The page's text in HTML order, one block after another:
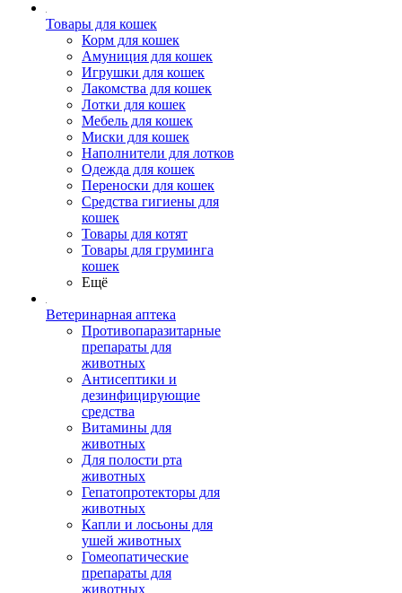
Товары для кошек
Корм для кошек
Амуниция для кошек
Игрушки для кошек
Лакомства для кошек
Лотки для кошек
Мебель для кошек
Миски для кошек
Наполнители для лотков
Одежда для кошек
Переноски для кошек
Средства гигиены для
кошек
Товары для котят
Товары для груминга
кошек
Ещё
Ветеринарная аптека
Противопаразитарные
препараты для
животных
Антисептики и
дезинфицирующие
средства
Витамины для
животных
Для полости рта
животных
Гепатопротекторы для
животных
Капли и лосьоны для
ушей животных
Гомеопатические
препараты для
животных